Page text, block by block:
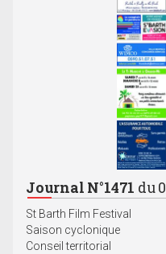
Journal N°1471 du
St Barth Film Festival
Saison cyclonique
Conseil territorial